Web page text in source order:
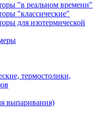
"в реальном времени"
"классические"
для изотермической
термостолики,
выпаривания)